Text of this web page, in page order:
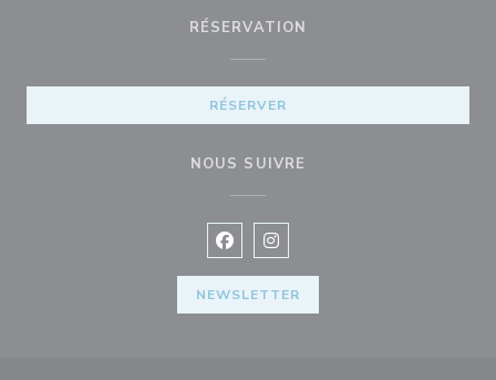
RÉSERVATION
RÉSERVER
NOUS SUIVRE
Facebook ((ouvre une nouvelle
Instagram ((ouvre une
NEWSLETTER